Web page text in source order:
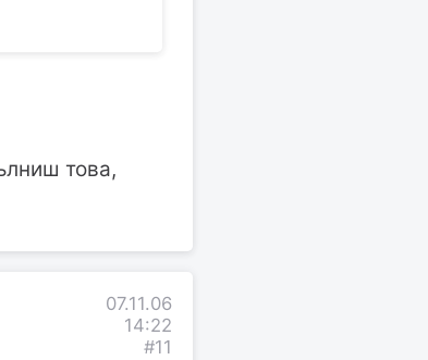
това,
07.11.06
14:22
#11